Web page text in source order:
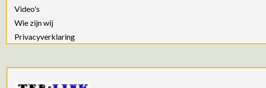
Video's
Wie zijn wij
Privacyverklaring